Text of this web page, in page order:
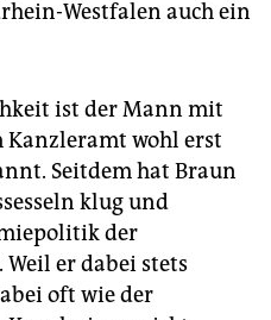
Westfalen auch ein
ist der Mann mit
Kanzleramt wohl erst
Seitdem hat Braun
klug und
der
er dabei stets
oft wie der